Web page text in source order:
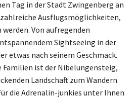
Tag in der Stadt Zwingenberg an
Ausflugsmöglichkeiten,
Von aufregenden
Sightseeing in der
etwas nach seinem Geschmack.
ist der Nibelungensteig,
Landschaft zum Wandern
die Adrenalin-junkies unter Ihnen